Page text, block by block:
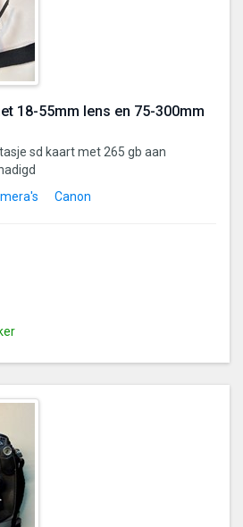
18-55mm lens en 75-300mm
sd kaart met 265 gb aan
Canon